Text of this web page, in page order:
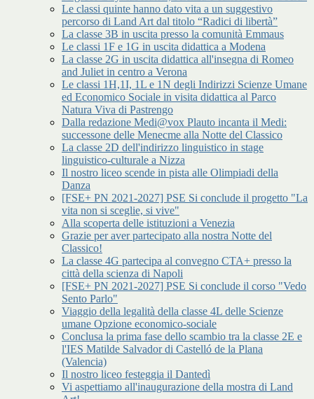
Le classi quinte hanno dato vita a un suggestivo
percorso di Land Art dal titolo “Radici di libertà”
La classe 3B in uscita presso la comunità Emmaus
Le classi 1F e 1G in uscita didattica a Modena
La classe 2G in uscita didattica all'insegna di Romeo
and Juliet in centro a Verona
Le classi 1H,1I, 1L e 1N degli Indirizzi Scienze Umane
ed Economico Sociale in visita didattica al Parco
Natura Viva di Pastrengo
Dalla redazione Medi@vox Plauto incanta il Medi:
successone delle Menecme alla Notte del Classico
La classe 2D dell'indirizzo linguistico in stage
linguistico-culturale a Nizza
Il nostro liceo scende in pista alle Olimpiadi della
Danza
[FSE+ PN 2021-2027] PSE Si conclude il progetto "La
vita non si sceglie, si vive"
Alla scoperta delle istituzioni a Venezia
Grazie per aver partecipato alla nostra Notte del
Classico!
La classe 4G partecipa al convegno CTA+ presso la
città della scienza di Napoli
[FSE+ PN 2021-2027] PSE Si conclude il corso "Vedo
Sento Parlo"
Viaggio della legalità della classe 4L delle Scienze
umane Opzione economico-sociale
Conclusa la prima fase dello scambio tra la classe 2E e
l'IES Matilde Salvador di Castelló de la Plana
(Valencia)
Il nostro liceo festeggia il Dantedì
Vi aspettiamo all'inaugurazione della mostra di Land